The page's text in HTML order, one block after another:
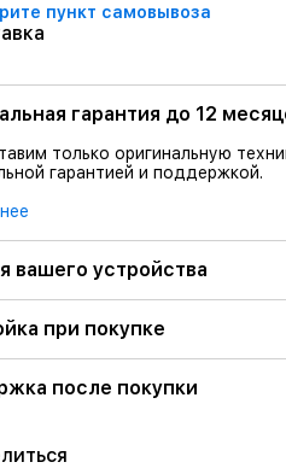
пункт самовывоза
гарантия до 12
только оригинальную
гарантией и поддержкой.
вашего устройства
при покупке
после покупки